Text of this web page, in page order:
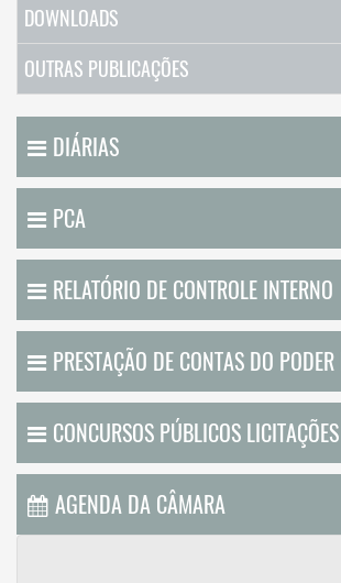
DOWNLOADS
OUTRAS PUBLICAÇÕES
DIÁRIAS
PCA
RELATÓRIO DE CONTROLE INTERNO
PRESTAÇÃO DE CONTAS DO PODER
CONCURSOS PÚBLICOS LICITAÇÕES
AGENDA DA CÂMARA